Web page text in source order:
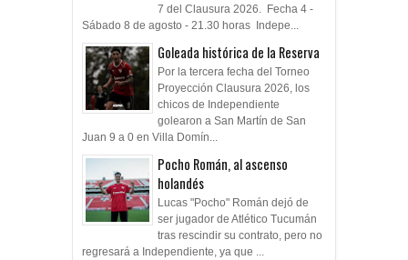
7 del Clausura 2026. Fecha 4 -
Sábado 8 de agosto - 21.30 horas Indepe...
Goleada histórica de la Reserva
Por la tercera fecha del Torneo
Proyección Clausura 2026, los
chicos de Independiente
golearon a San Martín de San
Juan 9 a 0 en Villa Domín...
Pocho Román, al ascenso
holandés
Lucas "Pocho" Román dejó de
ser jugador de Atlético Tucumán
tras rescindir su contrato, pero no
regresará a Independiente, ya que ...